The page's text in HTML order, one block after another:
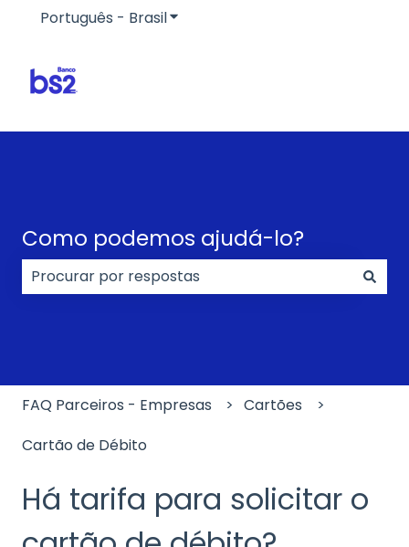
Português - BrasilMostrar submenu para traduções
Como podemos ajudá-lo?
FAQ Parceiros - Empresas
Cartões
Cartão de Débito
Há tarifa para solicitar o